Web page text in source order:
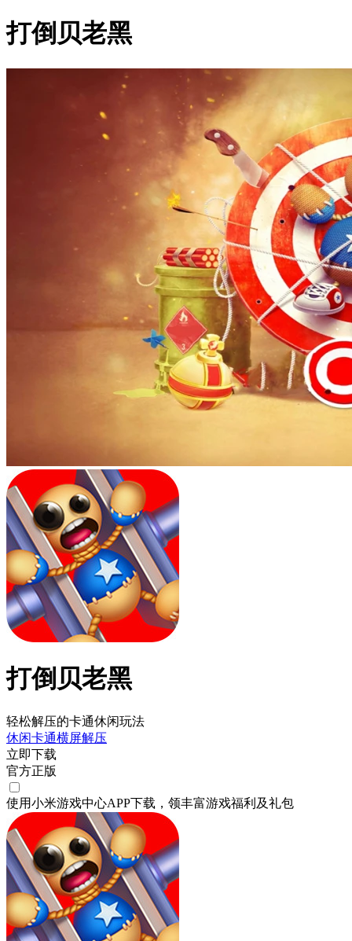
打倒贝老黑
打倒贝老黑
轻松解压的卡通休闲玩法
休闲卡通横屏解压
立即下载
官方正版
使用小米游戏中心APP下载 ，领丰富游戏福利 及礼包